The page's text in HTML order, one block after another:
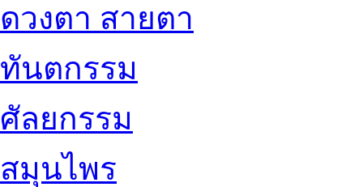
ดวงตา สายตา
ทันตกรรม
ศัลยกรรม
สมุนไพร